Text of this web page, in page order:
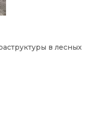
в лесных